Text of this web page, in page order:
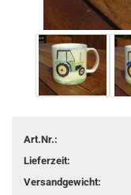
Art.Nr.:
Lieferzeit:
Versandgewicht: